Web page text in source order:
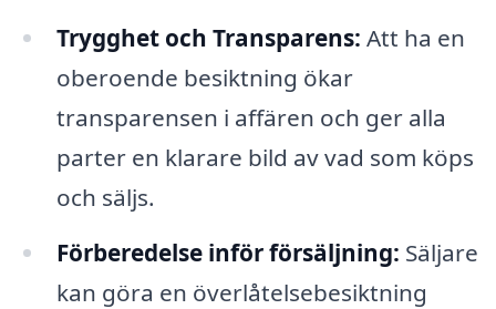
Trygghet och Transparens: Att ha en
oberoende besiktning ökar
transparensen i affären och ger alla
parter en klarare bild av vad som köps
och säljs.
Förberedelse inför försäljning: Säljare
kan göra en överlåtelsebesiktning